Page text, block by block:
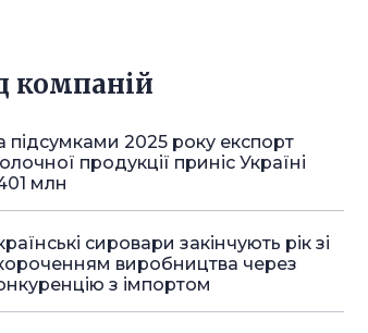
компаній
підсумками 2025 року експорт
продукції приніс Україні
млн
сировари закінчують рік зі
виробництва через
з імпортом